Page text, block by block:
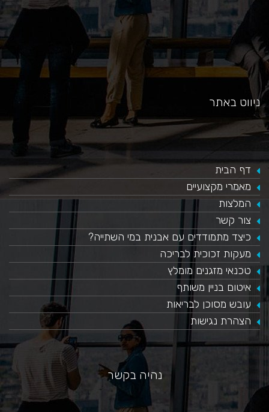
ניווט באתר
דף הבית
מאמרי מקצועיים
המלצות
צור קשר
כיצד מתמודדים עם אבנית במי השתייה?
​מעקות זכוכית לבריכה
טכנאי מזגנים מומלץ
איטום בניין משותף
עובש מסוכן לבריאות
הצהרת נגישות
נהיה בקשר